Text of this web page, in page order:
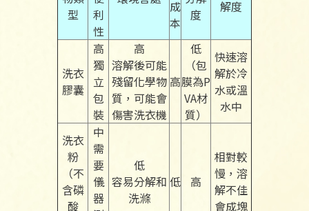
型
利
性
成
本
度
解度
洗衣
膠囊
高
獨
立
包
裝
高
溶解後可能
殘留化學物
質，可能會
傷害洗衣機
高
低
（包
膜為P
VA材
質）
快速溶
解於冷
水或溫
水中
洗衣
粉
（不
含磷
酸
中
需
要
儀
器
低
容易分解和
洗滌
低 高
相對較
慢，溶
解不佳
會成塊